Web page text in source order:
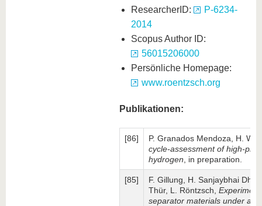
ResearcherID:
P-6234-
2014
Scopus Author ID:
56015206000
Persönliche Homepage:
www.roentzsch.org
Publikationen:
[86]
P. Granados Mendoza, H.
cycle-assessment of high-
hydrogen , in preparation.
[85]
F. Gillung, H. Sanjaybhai
Thür, L. Röntzsch,
separator materials under